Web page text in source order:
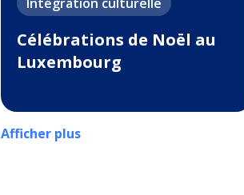
Célébrations de Noël au
Luxembourg
Afficher plus